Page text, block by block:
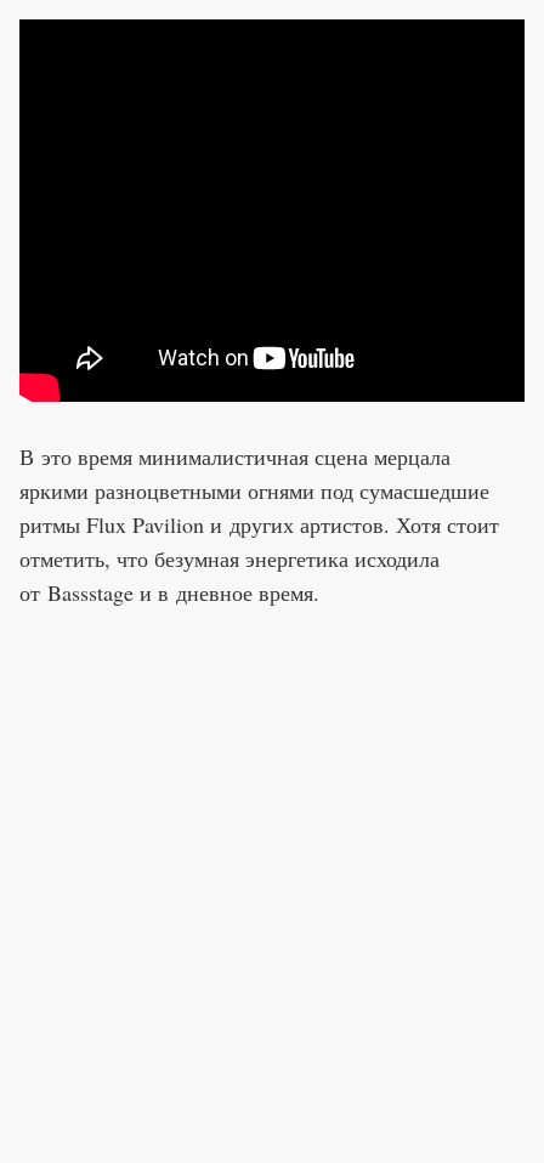
В это время минималистичная сцена мерцала
яркими разноцветными огнями под сумасшедшие
ритмы Flux Pavilion и других артистов. Хотя стоит
отметить, что безумная энергетика исходила
от Bassstage и в дневное время.